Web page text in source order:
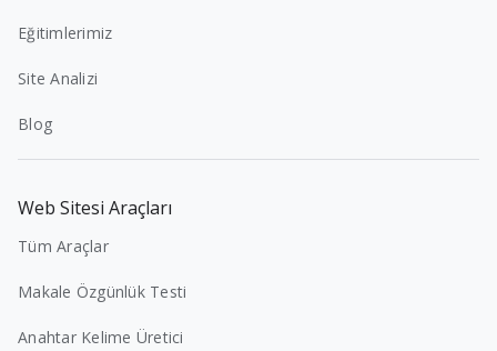
Eğitimlerimiz
Site Analizi
Blog
Web Sitesi Araçları
Tüm Araçlar
Makale Özgünlük Testi
Anahtar Kelime Üretici